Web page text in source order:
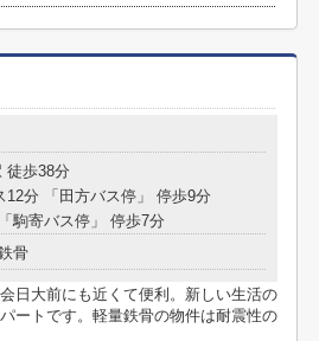
徒歩38分
12分 「田方バス停」 停歩9分
駒寄バス停」 停歩7分
骨
日大前にも近くて便利。新しい生活の
ートです。軽量鉄骨の物件は耐震性の